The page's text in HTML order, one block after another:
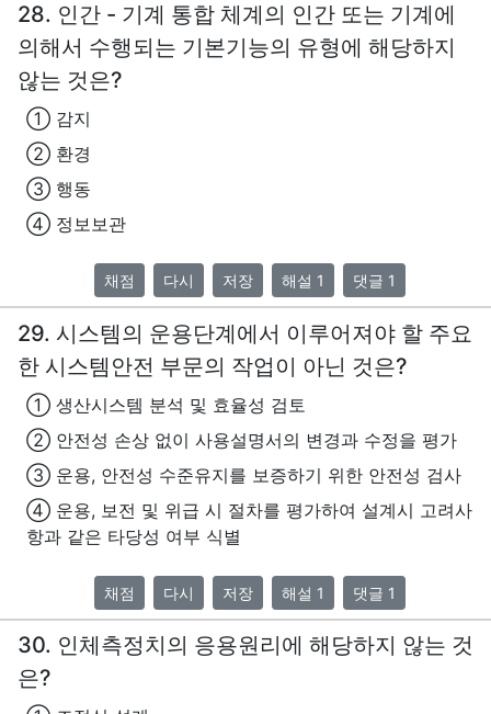
28. 인간 - 기계 통합 체계의 인간 또는 기계에
의해서 수행되는 기본기능의 유형에 해당하지
않는 것은?
① 감지
② 환경
③ 행동
④ 정보보관
채점 다시 저장 해설 1 댓글 1
29. 시스템의 운용단계에서 이루어져야 할 주요
한 시스템안전 부문의 작업이 아닌 것은?
① 생산시스템 분석 및 효율성 검토
② 안전성 손상 없이 사용설명서의 변경과 수정을 평가
③ 운용, 안전성 수준유지를 보증하기 위한 안전성 검사
④ 운용, 보전 및 위급 시 절차를 평가하여 설계시 고려사
항과 같은 타당성 여부 식별
채점 다시 저장 해설 1 댓글 1
30. 인체측정치의 응용원리에 해당하지 않는 것
은?